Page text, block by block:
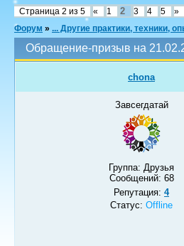
Страница 2 из 5 « 1 2 3 4 5
»
Форум » ... Другие практики, техники,
Обращение-призыв на
chona
Завсегдатай
Группа: Друзья
Сообщений: 68
Репутация: 4
Статус: Offline